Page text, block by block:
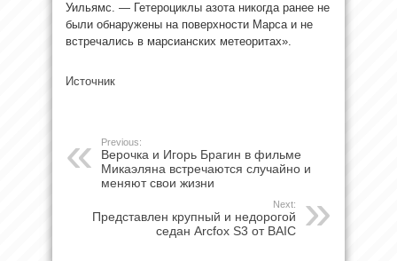
Уильямс. — Гетероциклы азота никогда ранее не
были обнаружены на поверхности Марса и не
встречались в марсианских метеоритах».
Источник
Previous:
Верочка и Игорь Брагин в фильме
Микаэляна встречаются случайно и
меняют свои жизни
Next:
Представлен крупный и недорогой
седан Arcfox S3 от BAIC